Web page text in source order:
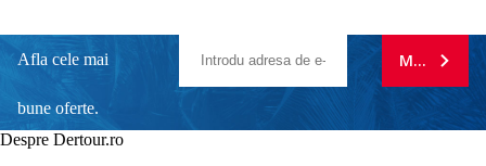
Afla cele mai
bune oferte.
MA
Despre Dertour.ro